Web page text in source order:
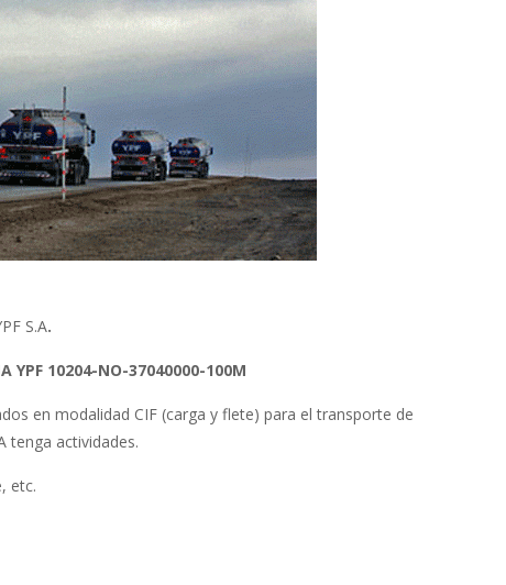
S.A.
YPF 10204-NO-37040000-100M
en modalidad CIF (carga y flete) para el transporte de
tenga actividades.
etc.